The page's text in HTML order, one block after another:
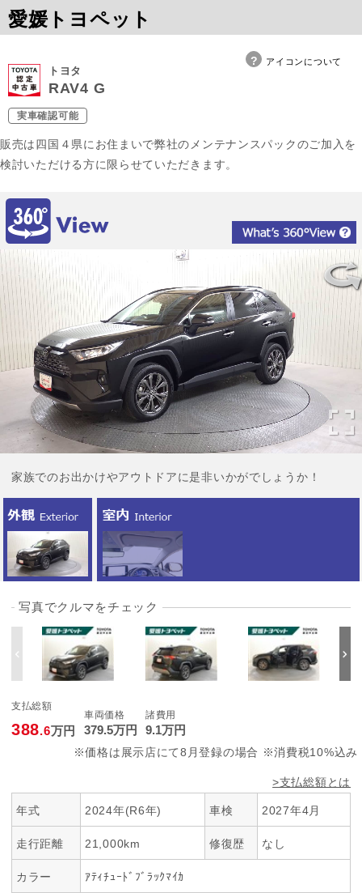
愛媛トヨペット
アイコンについて
トヨタ
RAV4 G
実車確認可能
販売は四国４県にお住まいで弊社のメンテナンスパックのご加入を
検討いただける方に限らせていただきます。
家族でのお出かけやアウトドアに是非いかがでしょうか！
写真でクルマをチェック
支払総額
388.6万円
車両価格
379.5万円
諸費用
9.1万円
※価格は展示店にて8月登録の場合 ※消費税10%込み
>支払総額とは
年式 2024年(R6年) 車検 2027年4月
走行距離 21,000km 修復歴 なし
カラー ｱﾃｨﾁｭｰﾄﾞﾌﾞﾗｯｸﾏｲｶ